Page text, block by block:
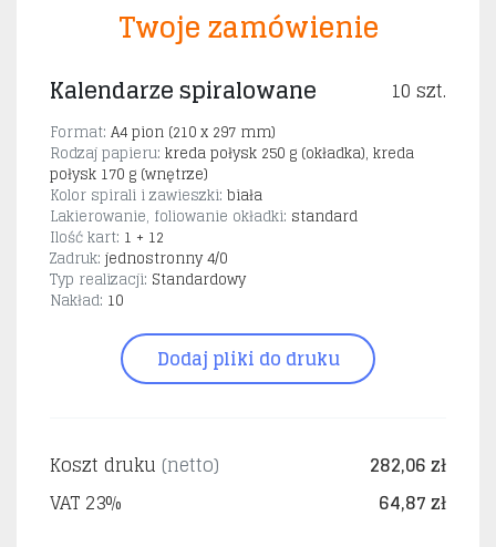
Twoje zamówienie
Kalendarze spiralowane 10 szt.
Format: A4 pion (210 x 297 mm)
Rodzaj papieru: kreda połysk 250 g (okładka), kreda
połysk 170 g (wnętrze)
Kolor spirali i zawieszki: biała
Lakierowanie, foliowanie okładki: standard
Ilość kart: 1 + 12
Zadruk: jednostronny 4/0
Typ realizacji: Standardowy
Nakład: 10
Dodaj pliki do druku
Koszt druku (netto)
282,06 zł
VAT 23%
64,87 zł